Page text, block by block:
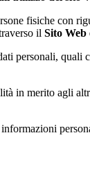
fisiche con
il Sito Web
personali,
in merito agli